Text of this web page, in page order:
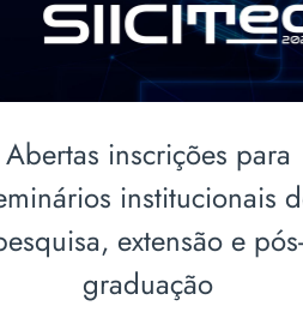
Cursos de Farmácia e
Biomedicina realizam
cerimônia de entrega de
jalecos